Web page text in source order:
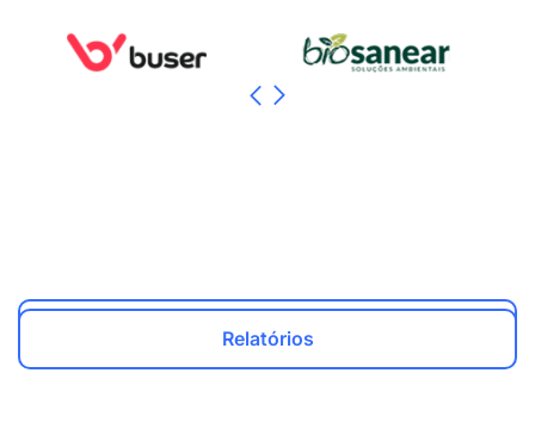
Relatórios
Análise de autonomia
Abastecimento de posto interno
Histórico de abastecimento